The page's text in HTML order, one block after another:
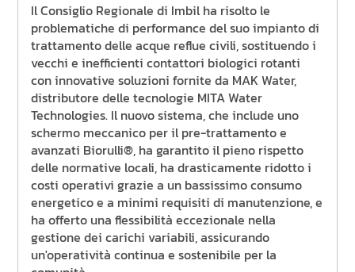
Il Consiglio Regionale di Imbil ha risolto le
problematiche di performance del suo impianto di
trattamento delle acque reflue civili, sostituendo i
vecchi e inefficienti contattori biologici rotanti
con innovative soluzioni fornite da MAK Water,
distributore delle tecnologie MITA Water
Technologies. Il nuovo sistema, che include uno
schermo meccanico per il pre-trattamento e
avanzati Biorulli®, ha garantito il pieno rispetto
delle normative locali, ha drasticamente ridotto i
costi operativi grazie a un bassissimo consumo
energetico e a minimi requisiti di manutenzione, e
ha offerto una flessibilità eccezionale nella
gestione dei carichi variabili, assicurando
un'operatività continua e sostenibile per la